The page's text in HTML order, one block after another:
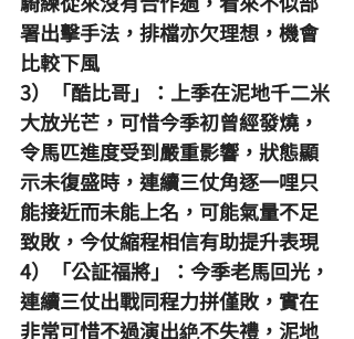
署出擊手法，排檔亦欠理想，機會
比較下風
3）「酷比哥」：上季在泥地千二米
大放光芒，可惜今季初曾經發燒，
令馬匹進度受到嚴重影響，狀態顯
示未復盛時，連續三仗角逐一哩只
能接近而未能上名，可能氣量不足
致敗，今仗縮程相信有助提升表現
4）「公証福將」：今季老馬回光，
連續三仗出戰同程力拼僅敗，實在
非常可惜不過演出絶不失禮，泥地